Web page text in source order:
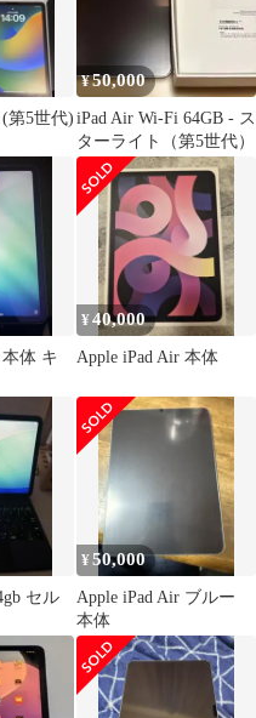
第5世代)
¥50,000
iPad Air Wi-Fi 64GB - ス
ターライト（第5世代）
体 キ
¥40,000
Apple iPad Air 本体
セル
¥50,000
Apple iPad Air ブルー
本体